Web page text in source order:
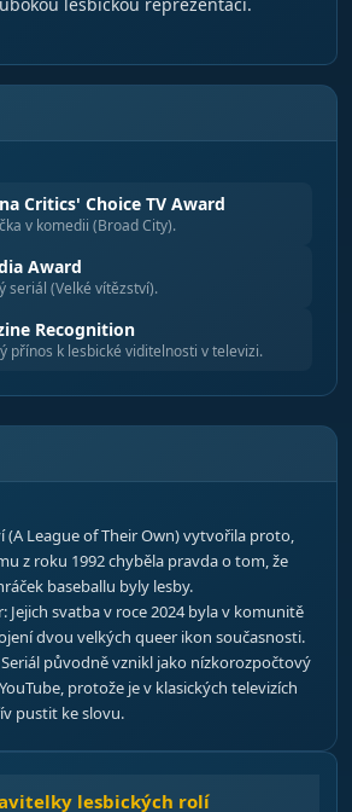
Critics' Choice TV Award
v komedii (Broad City).
Award
seriál (Velké vítězství).
Recognition
přínos k lesbické viditelnosti v televizi.
(A League of Their Own) vytvořila proto,
z roku 1992 chyběla pravda o tom, že
baseballu byly lesby.
Jejich svatba v roce 2024 byla v komunitě
dvou velkých queer ikon současnosti.
původně vznikl jako nízkorozpočtový
protože je v klasických televizích
pustit ke slovu.
lesbických rolí